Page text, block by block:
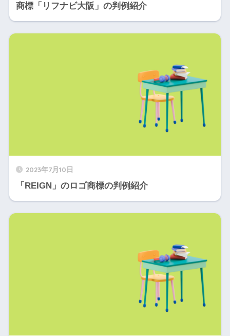
商標「リフナビ大阪」の判例紹介
2023年7月10日
「REIGN」のロゴ商標の判例紹介